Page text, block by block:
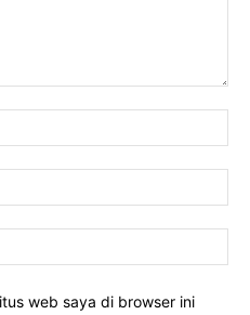
web saya di browser ini